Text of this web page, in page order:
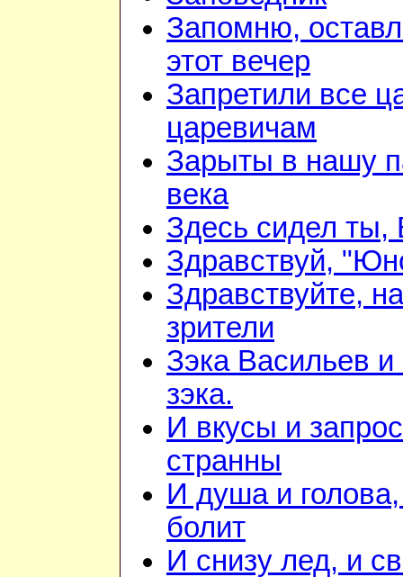
Запомню,
этот вечер
Запретили все
царевичам
Зарыты в нашу
века
Здесь сидел ты,
Здравствуй,
Здравствуйте,
зрители
Зэка Васильев
зэка.
И вкусы и
странны
И душа и
болит
И снизу лед, и